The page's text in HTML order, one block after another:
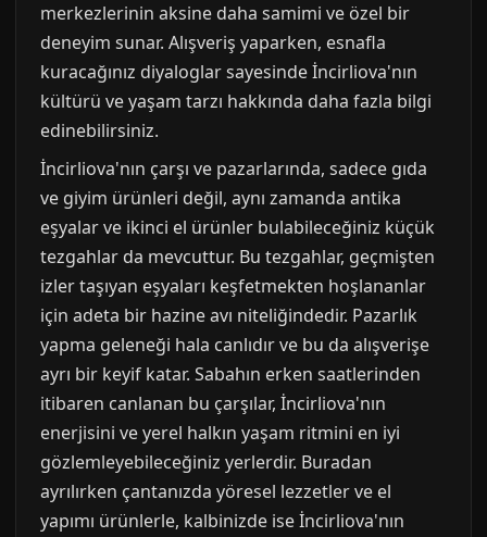
merkezlerinin aksine daha samimi ve özel bir
deneyim sunar. Alışveriş yaparken, esnafla
kuracağınız diyaloglar sayesinde İncirliova'nın
kültürü ve yaşam tarzı hakkında daha fazla bilgi
edinebilirsiniz.
İncirliova'nın çarşı ve pazarlarında, sadece gıda
ve giyim ürünleri değil, aynı zamanda antika
eşyalar ve ikinci el ürünler bulabileceğiniz küçük
tezgahlar da mevcuttur. Bu tezgahlar, geçmişten
izler taşıyan eşyaları keşfetmekten hoşlananlar
için adeta bir hazine avı niteliğindedir. Pazarlık
yapma geleneği hala canlıdır ve bu da alışverişe
ayrı bir keyif katar. Sabahın erken saatlerinden
itibaren canlanan bu çarşılar, İncirliova'nın
enerjisini ve yerel halkın yaşam ritmini en iyi
gözlemleyebileceğiniz yerlerdir. Buradan
ayrılırken çantanızda yöresel lezzetler ve el
yapımı ürünlerle, kalbinizde ise İncirliova'nın